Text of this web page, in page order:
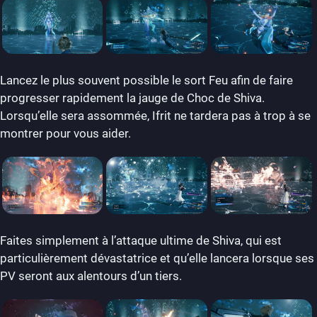
Lancez le plus souvent possible le sort Feu afin de faire
progresser rapidement la jauge de Choc de Shiva.
Lorsqu’elle sera assommée, Ifrit ne tardera pas à trop à se
montrer pour vous aider.
Faites simplement à l’attaque ultime de Shiva, qui est
particulièrement dévastatrice et qu’elle lancera lorsque ses
PV seront aux alentours d’un tiers.